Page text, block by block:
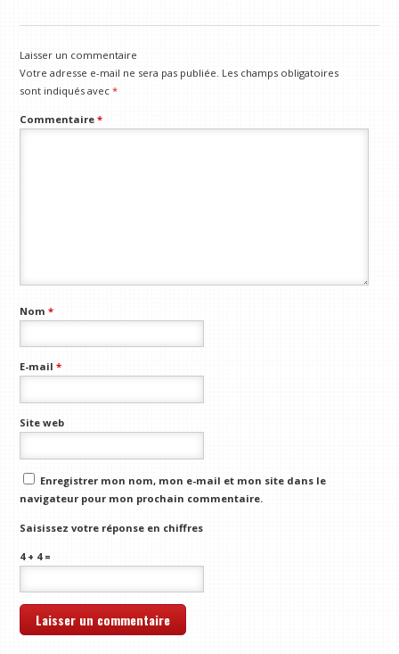
Laisser un commentaire
Votre adresse e-mail ne sera pas publiée. Les champs obligatoires
sont indiqués avec*
Commentaire*
Nom*
E-mail*
Site web
Enregistrer mon nom, mon e-mail et mon site dans le
navigateur pour mon prochain commentaire.
Saisissez votre réponse en chiffres
4 + 4 =